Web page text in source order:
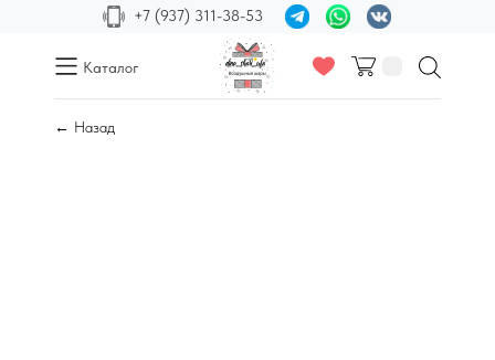
+7 (937) 311-38-53
Каталог
← Назад